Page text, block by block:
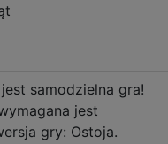
samodzielna gra!
jest
gry: Ostoja.